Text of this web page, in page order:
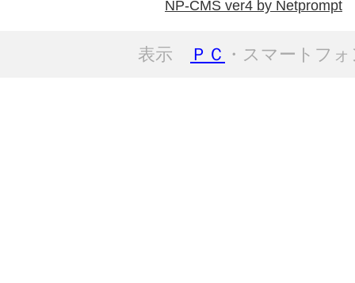
NP-CMS ver4 by Netprompt
表示 ＰＣ ・スマートフ